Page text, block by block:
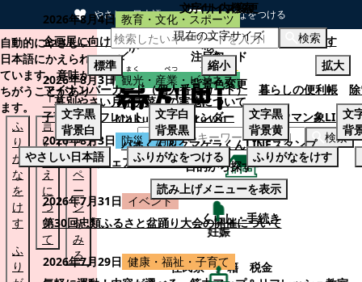
やさしい日本語 ひらがなをつける
本文へスキップする
自動的にやさしい
日本語にかえられ
ています。意味が
ちがうことがあり
ます。
ふ
り
が
な
を
け
す
ふ
り
言
い
替
え
に
つ
い
て
も
と
の
ペ
ー
ジ
を
み
る
検索
くらし・手続き
くらし・手続き
住民票・戸籍
税金
2026年8月4日 教育・文化・スポーツ
企画展に向けて：安東ウメ子さんとの思い出を募集します
2026年8月3日 観光・産業・ビジネス
「幕別やさい月イチ菜」の実施について
2026年8月3日 防災・消防
幕別町防災フェアの開催について
2026年7月31日 イベント
第30回忠類ふるさと盆踊り大会の開催について
2026年7月29日 健康・福祉・子育て
サイト内検索
検索
注目ワード
マイナンバーカード（個人番号カード） 暮らしの便利帳
子育てパンフレット
ごみカレンダー
忠類ナウマン象LINE
パオくん＆クマゲラくんLINEスタンプ
目的から探す
妊娠
文字サイズ変更
現在の文字サイズ
標準
縮小
拡大
背景色変更
文字黒
背景白
文字白
背景黒
文字黒
背景黄
文
背
やさしい日本語
ふりがなをつける ふりがなをけす
読み上げメニューを表示